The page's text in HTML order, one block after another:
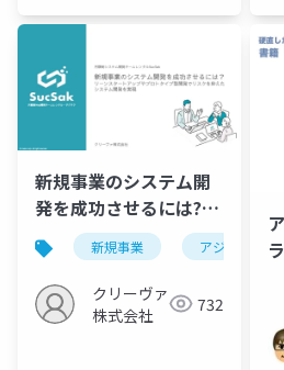
新規事業のシステム開
発を成功させるには?～
リーンスタートアップ
やプロトタイプ型開発
でリスクを抑えたシス
テム開発を実現～
新規事業 アジャイル開
クリーヴァ
株式会社
732